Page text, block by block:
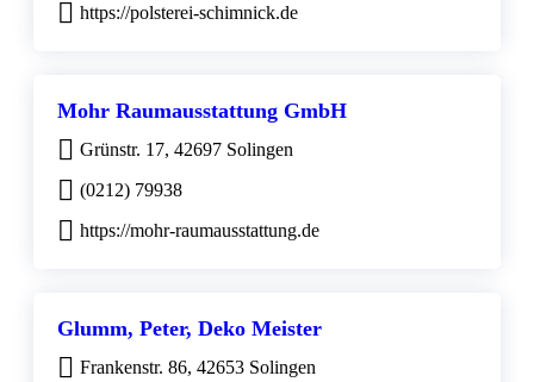
https://polsterei-schimnick.de
Mohr Raumausstattung GmbH
Grünstr. 17, 42697 Solingen
(0212) 79938
https://mohr-raumausstattung.de
Glumm, Peter, Deko Meister
Frankenstr. 86, 42653 Solingen